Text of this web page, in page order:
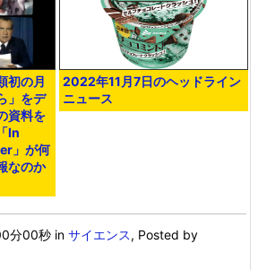
初の月
」をデ
資料を
In
」が何
なのか
2022年11月7日のヘッドライン
ニュース
分00秒 inサイエンス, Posted by